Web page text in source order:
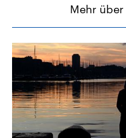
Mehr